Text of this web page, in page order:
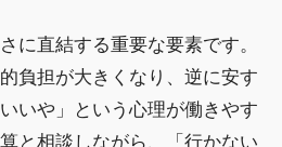
に直結する重要な要素です。
負担が大きくなり、逆に安す
いや」という心理が働きやす
と相談しながら、「行かない